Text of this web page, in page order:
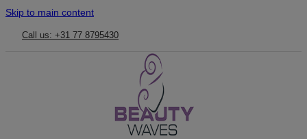
Skip to main content
Call us: +31 77 8795430